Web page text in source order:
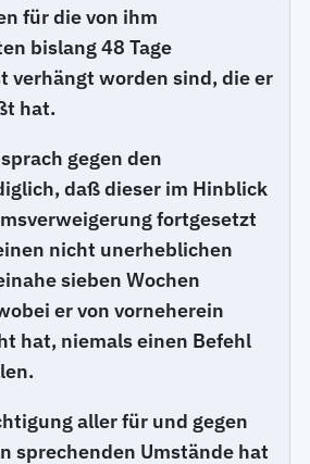
für die von ihm
bislang 48 Tage
verhängt worden sind, die er
hat.
gegen den
daß dieser im Hinblick
fortgesetzt
nicht unerheblichen
sieben Wochen
er von vorneherein
hat, niemals einen Befehl
aller für und gegen
sprechenden Umstände hat